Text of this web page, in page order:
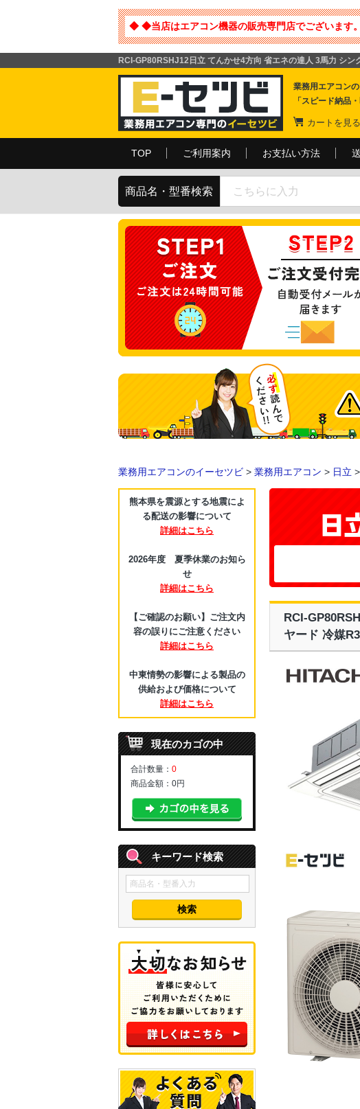
◆ ◆当店はエアコン機器の販売専門店でございます
RCI-GP80RSHJ12日立 てんかせ4方向 省エネの達人 3馬力 シン
業務用エアコン
「スピード納品
カートを見る
TOP ご利用案内 お支払い方法
商品名・型番検索
業務用エアコンのイーセツビ > 業務用エアコン > 日立 >
RCI-
ヤード 冷媒
熊本県を震源とする地震によ
る配送の影響について
詳細はこちら
2026年度 夏季休業のお知ら
せ
詳細はこちら
【ご確認のお願い】ご注文内
容の誤りにご注意ください
詳細はこちら
中東情勢の影響による製品の
供給および価格について
詳細はこちら
現在のカゴの中
合計数量： 0
商品金額： 0円
キーワード検索